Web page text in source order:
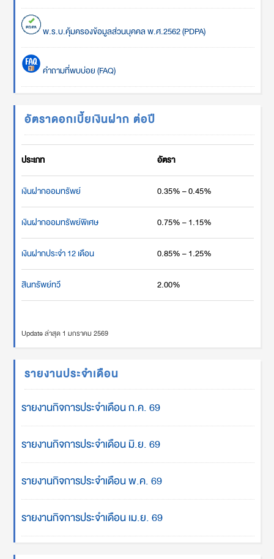
พ.ร.บ.คุ้มครองข้อมูลส่วนบุคคล พ.ศ.2562 (PDPA)
คำถามที่พบบ่อย (FAQ)
อัตราดอกเบี้ยเงินฝาก ต่อปี
ประเภท อัตรา
เงินฝากออมทรัพย์ 0.35% – 0.45%
เงินฝากออมทรัพย์พิเศษ 0.75% – 1.15%
เงินฝากประจำ 12 เดือน 0.85% – 1.25%
สินทรัพย์ทวี 2.00%
Update ล่าสุด 1 มกราคม 2569
รายงานประจำเดือน
รายงานกิจการประจำเดือน ก.ค. 69
รายงานกิจการประจำเดือน มิ.ย. 69
รายงานกิจการประจำเดือน พ.ค. 69
รายงานกิจการประจำเดือน เม.ย. 69